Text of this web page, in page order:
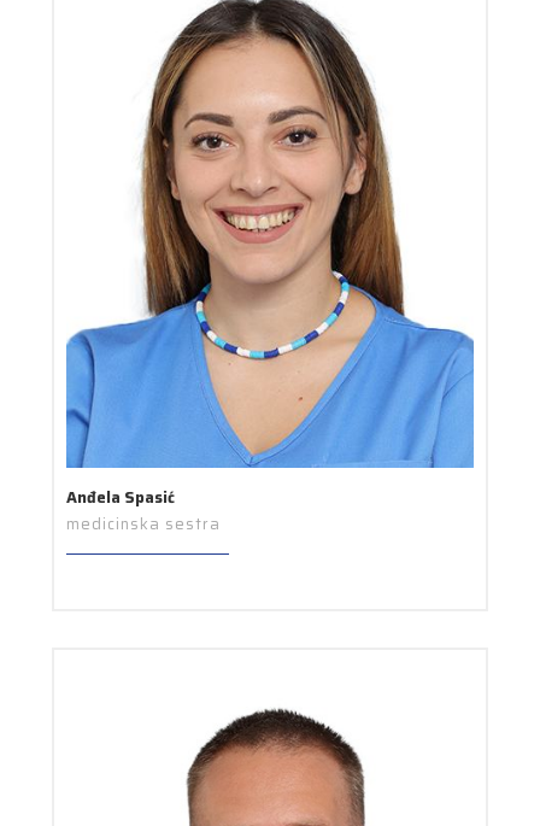
Anđela Spasić
medicinska sestra